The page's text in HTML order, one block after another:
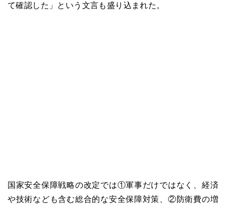
て確認した」という文言も盛り込まれた。
国家安全保障戦略の改定では①軍事だけではなく、経済
や技術なども含む総合的な安全保障対策、②防衛費の増